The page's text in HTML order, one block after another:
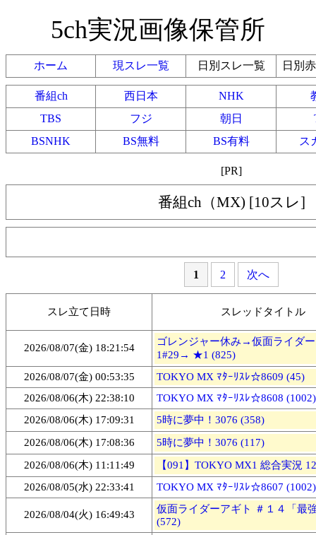
5ch実況画像保管所
ホーム 現スレ一覧 日別スレ一覧 日別
番組ch 西日本 NHK
TBS
フジ 朝日
BSNHK
BS無料 BS有料 ス
[PR]
番組ch（MX) [10スレ]
1 2 次へ
スレ立て日時 スレッドタイトル
2026/08/07(金) 18:21:54
ゴレンジャー休み→仮面ライダ
1#29→ ★1 (825)
2026/08/07(金) 00:53:35
TOKYO MX ﾏﾀｰﾘｽﾚ☆8609 (45)
2026/08/06(木) 22:38:10
TOKYO MX ﾏﾀｰﾘｽﾚ☆8608 (1002)
2026/08/06(木) 17:09:31
5時に夢中！3076 (358)
2026/08/06(木) 17:08:36
5時に夢中！3076 (117)
2026/08/06(木) 11:11:49
【091】TOKYO MX1 総合実況
2026/08/05(水) 22:33:41
TOKYO MX ﾏﾀｰﾘｽﾚ☆8607 (1002)
2026/08/04(火) 16:49:43
仮面ライダーアギト ＃１４「最
(572)